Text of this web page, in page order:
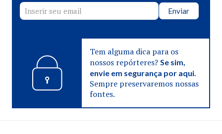
Enviar
Tem alguma dica para os
nossos repórteres? Se sim,
envie em segurança por aqui.
Sempre preservaremos nossas
fontes.